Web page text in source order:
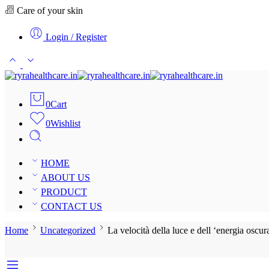
Care of your skin
Login / Register
0Cart
0Wishlist
HOME
ABOUT US
PRODUCT
CONTACT US
Home Uncategorized La velocità della luce e dell ‘energia